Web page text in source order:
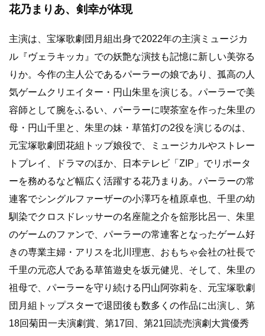
花乃まりあ、剣幸が体現
主演は、宝塚歌劇団月組出身で2022年の主演ミュージカ
ル『ヴェラキッカ』での妖艶な演技も記憶に新しい美弥る
りか。今作の主人公であるパーラーの娘であり、孤高の人
気ゲームクリエイター・円山朱里を演じる。パーラーで美
容師として腕をふるい、パーラーに喫茶室を作った朱里の
母・円山千里と、朱里の妹・草笛灯の2役を演じるのは、
元宝塚歌劇団花組トップ娘役で、ミュージカルやストレー
トプレイ、ドラマのほか、日本テレビ「 ZIP 」でリポータ
ーを務めるなど幅広く活躍する花乃まりあ。パーラーの常
連客でシングルファーザーの小澤巧を植原卓也、千里の幼
馴染でクロスドレッサーの名座龍之介を舘形比呂一、朱里
のゲームのファンで、パーラーの常連客となったゲーム好
きの専業主婦・アリスを北川理恵、おもちゃ会社の社長で
千里の元恋人である草笛遊史を坂元健児、そして、朱里の
祖母で、パーラーを守り続ける円山阿弥莉を、元宝塚歌劇
団月組トップスターで退団後も数多くの作品に出演し、第
18回菊田一夫演劇賞、第17回、第21回読売演劇大賞優秀